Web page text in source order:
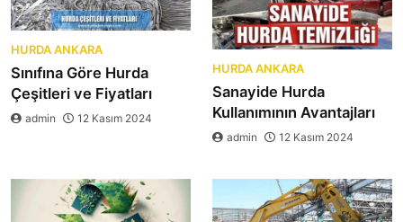
HURDA ANKARA
Sınıfına Göre Hurda
Çeşitleri ve Fiyatları
admin 12 Kasım 2024
HURDA ANKARA
Sanayide Hurda
Kullanımının Avantajları
admin 12 Kasım 2024